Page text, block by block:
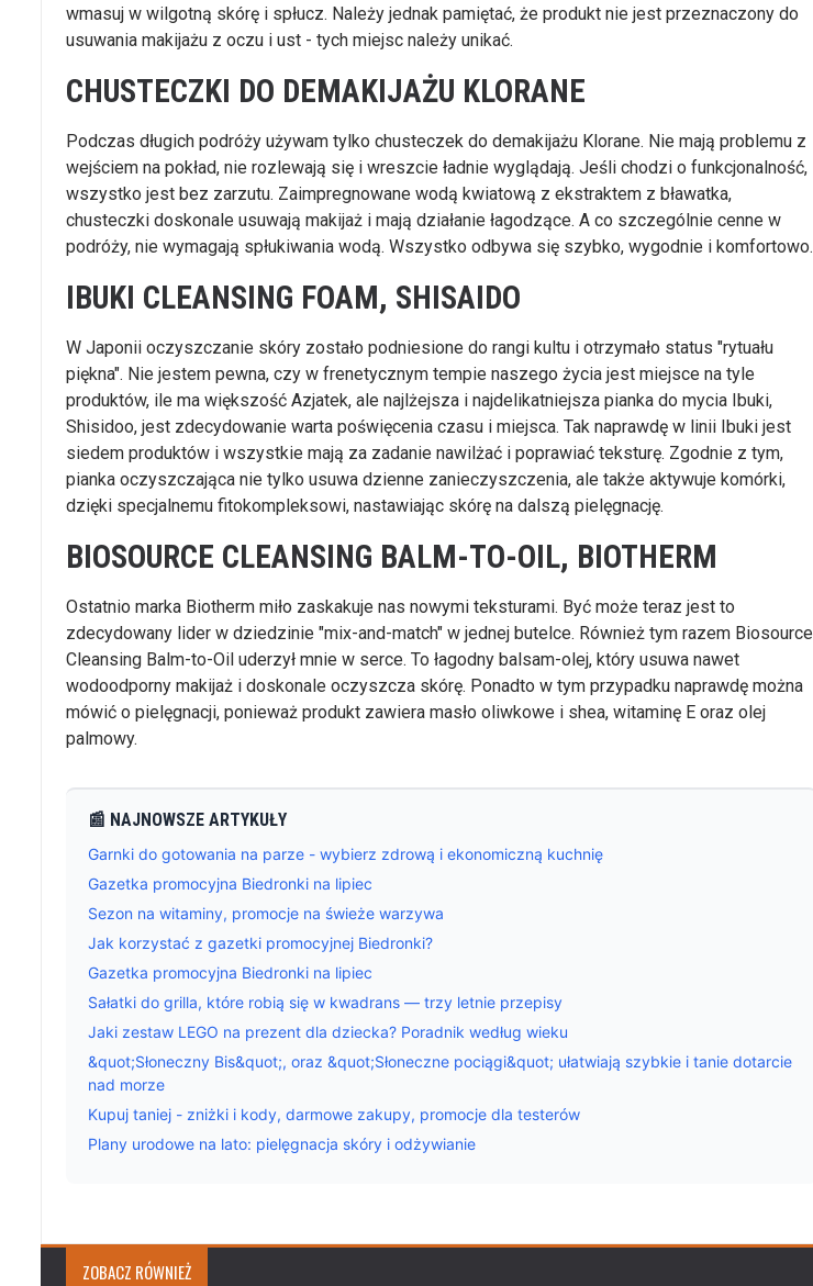
wmasuj w wilgotną skórę i spłucz. Należy jednak pamiętać, że produkt nie jest przeznaczony do
usuwania makijażu z oczu i ust - tych miejsc należy unikać.
CHUSTECZKI DO DEMAKIJAŻU KLORANE
Podczas długich podróży używam tylko chusteczek do demakijażu Klorane. Nie mają problemu z
wejściem na pokład, nie rozlewają się i wreszcie ładnie wyglądają. Jeśli chodzi o funkcjonalność,
wszystko jest bez zarzutu. Zaimpregnowane wodą kwiatową z ekstraktem z bławatka,
chusteczki doskonale usuwają makijaż i mają działanie łagodzące. A co szczególnie cenne w
podróży, nie wymagają spłukiwania wodą. Wszystko odbywa się szybko, wygodnie i komfortowo.
IBUKI CLEANSING FOAM, SHISAIDO
W Japonii oczyszczanie skóry zostało podniesione do rangi kultu i otrzymało status "rytuału
piękna". Nie jestem pewna, czy w frenetycznym tempie naszego życia jest miejsce na tyle
produktów, ile ma większość Azjatek, ale najlżejsza i najdelikatniejsza pianka do mycia Ibuki,
Shisidoo, jest zdecydowanie warta poświęcenia czasu i miejsca. Tak naprawdę w linii Ibuki jest
siedem produktów i wszystkie mają za zadanie nawilżać i poprawiać teksturę. Zgodnie z tym,
pianka oczyszczająca nie tylko usuwa dzienne zanieczyszczenia, ale także aktywuje komórki,
dzięki specjalnemu fitokompleksowi, nastawiając skórę na dalszą pielęgnację.
BIOSOURCE CLEANSING BALM-TO-OIL, BIOTHERM
Ostatnio marka Biotherm miło zaskakuje nas nowymi teksturami. Być może teraz jest to
zdecydowany lider w dziedzinie "mix-and-match" w jednej butelce. Również tym razem Biosource
Cleansing Balm-to-Oil uderzył mnie w serce. To łagodny balsam-olej, który usuwa nawet
wodoodporny makijaż i doskonale oczyszcza skórę. Ponadto w tym przypadku naprawdę można
mówić o pielęgnacji, ponieważ produkt zawiera masło oliwkowe i shea, witaminę E oraz olej
palmowy.
📰 NAJNOWSZE ARTYKUŁY
Garnki do gotowania na parze - wybierz zdrową i ekonomiczną kuchnię
Gazetka promocyjna Biedronki na lipiec
Sezon na witaminy, promocje na świeże warzywa
Jak korzystać z gazetki promocyjnej Biedronki?
Gazetka promocyjna Biedronki na lipiec
Sałatki do grilla, które robią się w kwadrans — trzy letnie przepisy
Jaki zestaw LEGO na prezent dla dziecka? Poradnik według wieku
&quot;Słoneczny Bis&quot;, oraz &quot;Słoneczne pociągi&quot; ułatwiają szybkie i tanie dotarcie
nad morze
Kupuj taniej - zniżki i kody, darmowe zakupy, promocje dla testerów
Plany urodowe na lato: pielęgnacja skóry i odżywianie
ZOBACZ RÓWNIEŻ